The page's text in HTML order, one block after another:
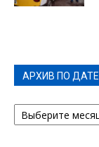
АРХИВ ПО ДАТЕ
АРХИВ
ПО